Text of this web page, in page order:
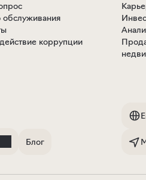
обслуживания
коррупции
Блог